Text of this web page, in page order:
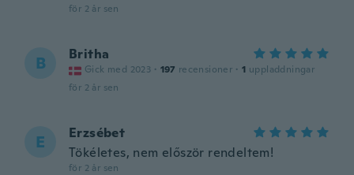
för 2 år sen
B Britha
Gick med 2023 · 197 recensioner · 1 uppladdningar
för 2 år sen
E
Erzsébet
Tökéletes, nem először rendeltem!
för 2 år sen